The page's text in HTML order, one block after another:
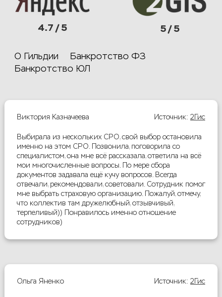
4.7 / 5 5 / 5
О Гильдии
Банкротство ФЗ
Банкротство ЮЛ
Виктория Казначеева Источник:2Гис
Выбирала из нескольких СРО, свой выбор остановила
именно на этом СРО. Позвонила, поговорила со
специалистом, она мне всё рассказала, ответила на всё
мои многочисленные вопросы. По мере сбора
документов задавала ещё кучу вопросов. Всегда
отвечали, рекомендовали, советовали. Сотрудник помог
мне выбрать страховую организацию. Пожалуй, отмечу,
что коллектив там дружелюбный, отзывчивый,
терпеливый)) Понравилось именно отношение
сотрудников)
Ольга Яненко Источник:2Гис